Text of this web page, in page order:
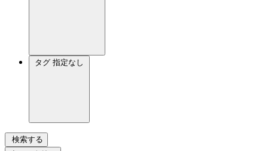
タグ 指定なし
検索する